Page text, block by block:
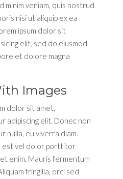
minim veniam, quis nostrud
nisi ut aliquip ex ea
ipsum dolor sit
elit, sed do eiusmod
et dolore magna
Images
dolor sit amet,
adipiscing elit. Donec non
nulla, eu viverra diam.
est vel dolor porttitor
enim. Mauris fermentum
fringilla, orci sed